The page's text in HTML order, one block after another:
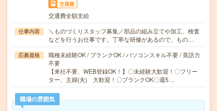
交通費
交通費全額支給
仕事内容
＼ものづくりスタッフ募集／部品の組み立てや加工、検査
などを行うお仕事です。丁寧な研修があるので、もの…
応募資格
職種未経験OK / ブランクOK / パソコンスキル不要 / 英語力
不要
【来社不要、WEB登録OK！】〇未経験大歓迎！〇フリー
ター、主婦(夫) 大歓迎！〇ブランクOK〇週5…
職場の雰囲気